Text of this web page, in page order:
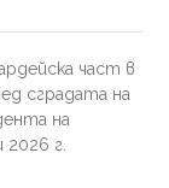
част в
сградата на
на
2026 г.